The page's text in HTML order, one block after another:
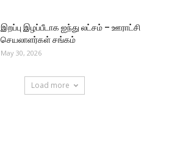
இறப்பு இழப்பீடாக ஐந்து லட்சம் – ஊராட்சி
செயலாளர்கள் சங்கம்
May 30, 2026
Load more